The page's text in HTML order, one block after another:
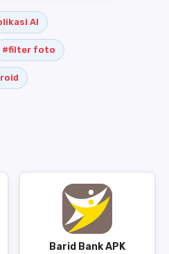
AI
#filter foto
Barid Bank APK